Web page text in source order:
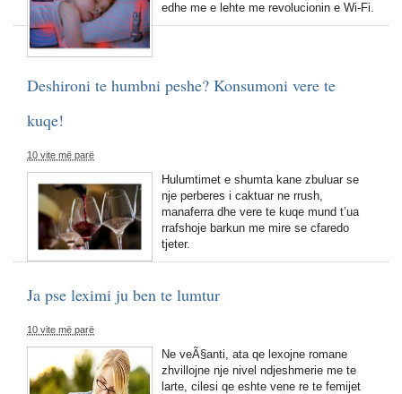
edhe me e lehte me revolucionin e Wi-Fi.
Deshironi te humbni peshe? Konsumoni vere te
kuqe!
10 vite më parë
Hulumtimet e shumta kane zbuluar se
nje perberes i caktuar ne rrush,
manaferra dhe vere te kuqe mund t’ua
rrafshoje barkun me mire se cfaredo
tjeter.
Ja pse leximi ju ben te lumtur
10 vite më parë
Ne veÃ§anti, ata qe lexojne romane
zhvillojne nje nivel ndjeshmerie me te
larte, cilesi qe eshte vene re te femijet